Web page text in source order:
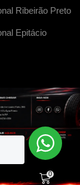
Ribeirão Preto
Epitácio
0